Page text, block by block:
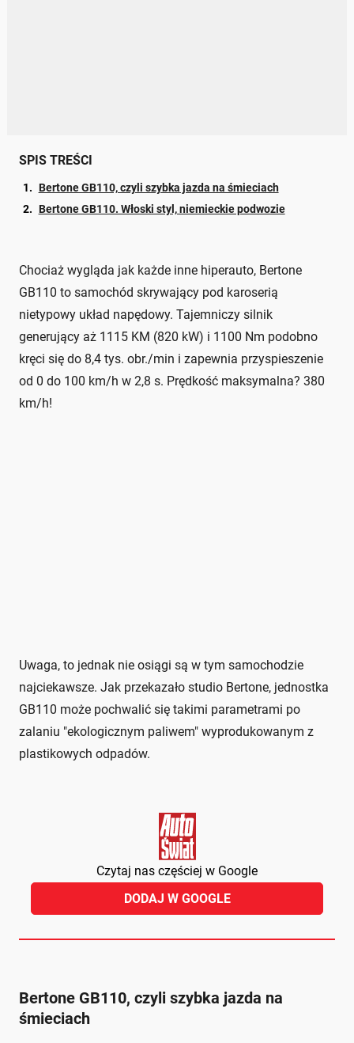
SPIS TREŚCI
Bertone GB110, czyli szybka jazda na śmieciach
Bertone GB110. Włoski styl, niemieckie podwozie
Chociaż wygląda jak każde inne hiperauto, Bertone
GB110 to samochód skrywający pod karoserią
nietypowy układ napędowy. Tajemniczy silnik
generujący aż 1115 KM (820 kW) i 1100 Nm podobno
kręci się do 8,4 tys. obr./min i zapewnia przyspieszenie
od 0 do 100 km/h w 2,8 s. Prędkość maksymalna? 380
km/h!
Uwaga, to jednak nie osiągi są w tym samochodzie
najciekawsze. Jak przekazało studio Bertone, jednostka
GB110 może pochwalić się takimi parametrami po
zalaniu "ekologicznym paliwem" wyprodukowanym z
plastikowych odpadów.
Czytaj nas częściej w Google
DODAJ W GOOGLE
Bertone GB110, czyli szybka jazda na
śmieciach